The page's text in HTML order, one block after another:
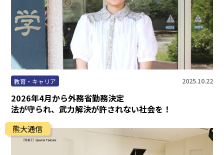
教育・キャリア 2025.10.22
2026年4月から外務省勤務決定
法が守られ、武力解決が許されない社会を！
熊大通信
熊大通信
メディア・報道機関の方々へ
熊大メールマガジン登録のご案内
自動翻訳について